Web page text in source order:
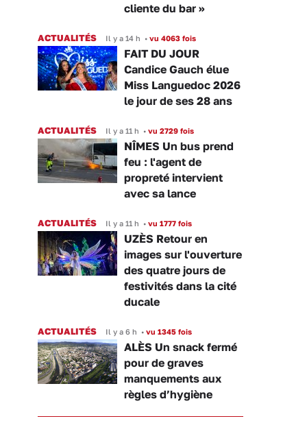
cliente du bar »
ACTUALITÉS Il y a 14 h • vu 4063 fois
FAIT DU JOUR
Candice Gauch élue
Miss Languedoc 2026
le jour de ses 28 ans
ACTUALITÉS Il y a 11 h • vu 2729 fois
NÎMES Un bus prend
feu : l'agent de
propreté intervient
avec sa lance
ACTUALITÉS Il y a 11 h • vu 1777 fois
UZÈS Retour en
images sur l'ouverture
des quatre jours de
festivités dans la cité
ducale
ACTUALITÉS Il y a 6 h • vu 1345 fois
ALÈS Un snack fermé
pour de graves
manquements aux
règles d’hygiène